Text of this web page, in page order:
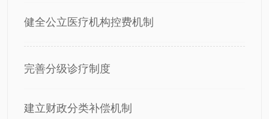
健全公立医疗机构控费机制
完善分级诊疗制度
建立财政分类补偿机制